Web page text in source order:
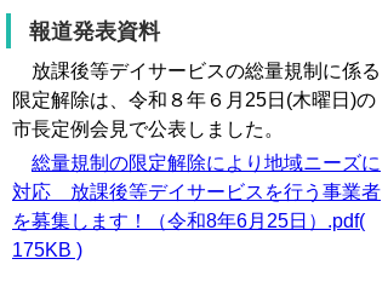
報道発表資料
放課後等デイサービスの総量規制に係る
限定解除は、令和８年６月25日(木曜日)の
市長定例会見で公表しました。
総量規制の限定解除により地域ニーズに
対応 放課後等デイサービスを行う事業者
を募集します！（令和8年6月25日）.pdf(
175KB )